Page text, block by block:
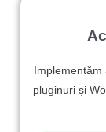
Implementăm
pluginuri și